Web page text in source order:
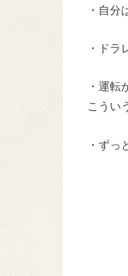
・自分
・ドラ
・運転
こうい
・ずっ